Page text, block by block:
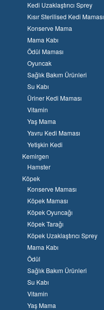
Kedi Uzaklaştırıcı Sprey
Kısır Sterilised Kedi Maması
Konserve Mama
Mama Kabı
Ödül Maması
Oyuncak
Sağlık Bakım Ürünleri
Su Kabı
Üriner Kedi Maması
Vitamin
Yaş Mama
Yavru Kedi Maması
Yetişkin Kedi
Kemirgen
Hamster
Köpek
Konserve Maması
Köpek Maması
Köpek Oyuncağı
Köpek Tarağı
Köpek Uzaklaştırıcı Sprey
Mama Kabı
Ödül
Sağlık Bakım Ürünleri
Su Kabı
Vitamin
Yaş Mama